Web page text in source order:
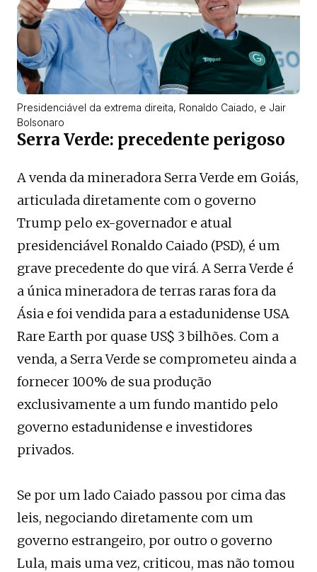
Presidenciável da extrema direita, Ronaldo Caiado, e Jair
Bolsonaro
Serra Verde: precedente perigoso
A venda da mineradora Serra Verde em Goiás,
articulada diretamente com o governo
Trump pelo ex-governador e atual
presidenciável Ronaldo Caiado (PSD), é um
grave precedente do que virá. A Serra Verde é
a única mineradora de terras raras fora da
Ásia e foi vendida para a estadunidense USA
Rare Earth por quase US$ 3 bilhões. Com a
venda, a Serra Verde se comprometeu ainda a
fornecer 100% de sua produção
exclusivamente a um fundo mantido pelo
governo estadunidense e investidores
privados.
Se por um lado Caiado passou por cima das
leis, negociando diretamente com um
governo estrangeiro, por outro o governo
Lula, mais uma vez, criticou, mas não tomou